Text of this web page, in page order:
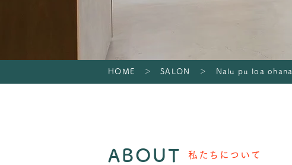
HOME ＞SALON ＞ Nalu pu loa ohana
ABOUT 私たちについて